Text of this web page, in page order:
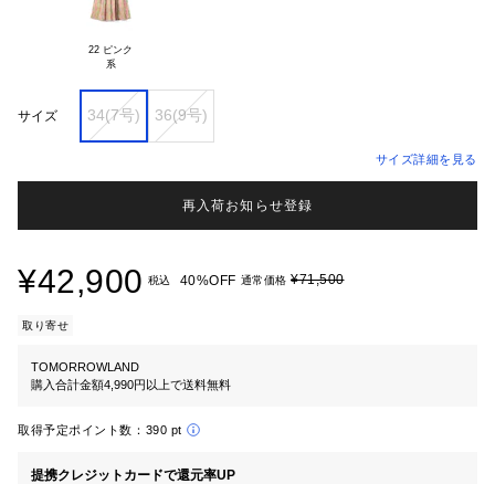
22 ピンク
系
サイズ 34(7号) 36(9号)
サイズ詳細を見る
再入荷お知らせ登録
¥42,900 税込 40%OFF 通常価格 ¥71,500
取り寄せ
TOMORROWLAND
購入合計金額4,990円以上で送料無料
取得予定ポイント数： 390 pt
提携クレジットカードで還元率UP